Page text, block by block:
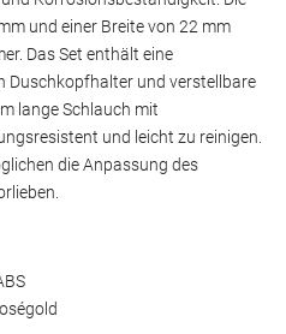
und einer Breite von 22 mm
Das Set enthält eine
Duschkopfhalter und verstellbare
lange Schlauch mit
und leicht zu reinigen.
die Anpassung des